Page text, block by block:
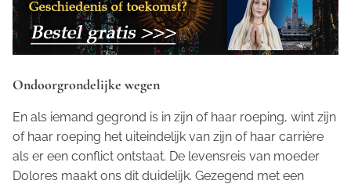
Ondoorgrondelijke wegen
En als iemand gegrond is in zijn of haar roeping, wint zijn
of haar roeping het uiteindelijk van zijn of haar carrière
als er een conflict ontstaat. De levensreis van moeder
Dolores maakt ons dit duidelijk. Gezegend met een